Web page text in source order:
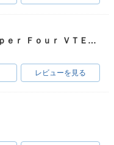
ＣＢ４００Ｓｕｐｅｒ Ｆｏｕｒ ＶＴＥＣ ＳＰＥＣ３
レビューを見る